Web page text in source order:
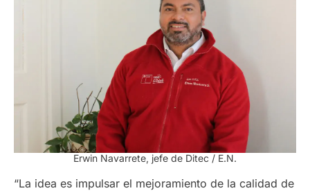
Erwin Navarrete, jefe de Ditec / E.N.
“La idea es impulsar el mejoramiento de la calidad de